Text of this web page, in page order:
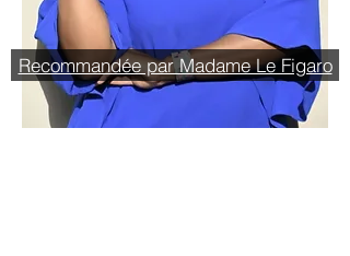
Recommandée par Madame Le Figaro